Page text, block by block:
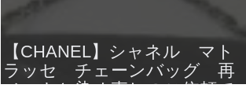
【CHANEL】シャネル マト
ラッセ チェーンバッグ 再
メッキと染め直しのご依頼で